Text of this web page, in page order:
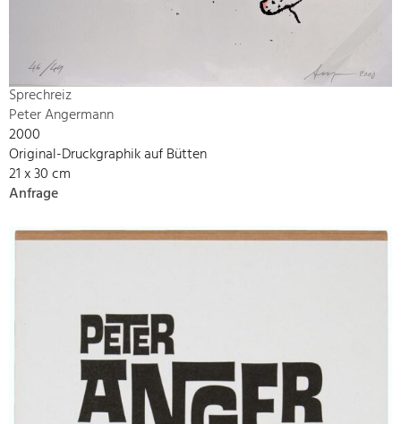
Sprechreiz
Peter Angermann
2000
Original-Druckgraphik auf Bütten
21 x 30 cm
Anfrage